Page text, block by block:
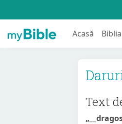
Acasă Biblia
Text